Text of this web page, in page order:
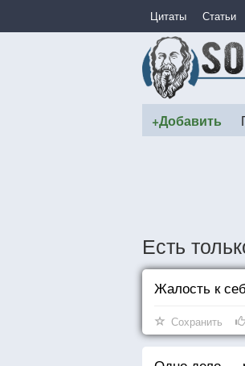
Цитаты Статьи
+Добавить
Есть
Жалость к
Сохранить